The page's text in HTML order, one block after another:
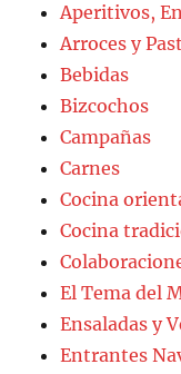
Aperitivos,
Arroces y
Bebidas
Bizcochos
Campañas
Carnes
Cocina
Cocina
El Tema del
Ensaladas y
Entrantes